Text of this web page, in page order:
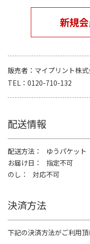
新規
販売者
マイプリント株
TEL
0120-710-132
配送情報
配送方法
ゆうパケット
お届け日
指定不可
のし
対応不可
決済方法
下記の決済方法がご利用頂